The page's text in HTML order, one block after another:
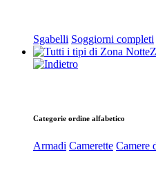
Sgabelli Soggiorni completi
Categorie ordine alfabetico
Armadi Camerette Camere